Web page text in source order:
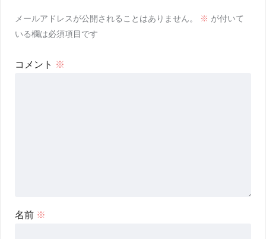
メールアドレスが公開されることはありません。 ※ が付いて
いる欄は必須項目です
コメント ※
名前 ※